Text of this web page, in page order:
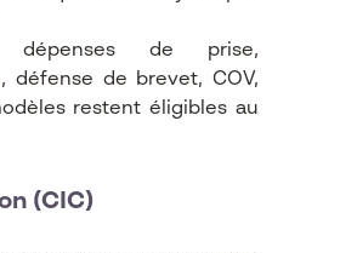
de prise,
défense de brevet, COV,
restent éligibles au
(CIC)